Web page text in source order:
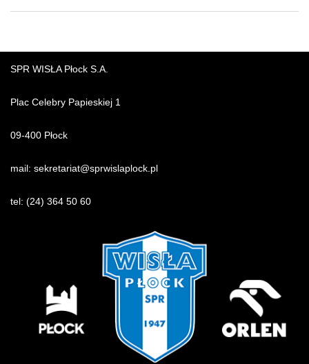
SPR WISŁA Płock S.A.
Plac Celebry Papieskiej 1
09-400 Płock
mail: sekretariat@sprwislaplock.pl
tel: (24) 364 50 60